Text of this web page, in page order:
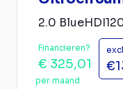
2.0
Financieren?
€ 325,01
per maand